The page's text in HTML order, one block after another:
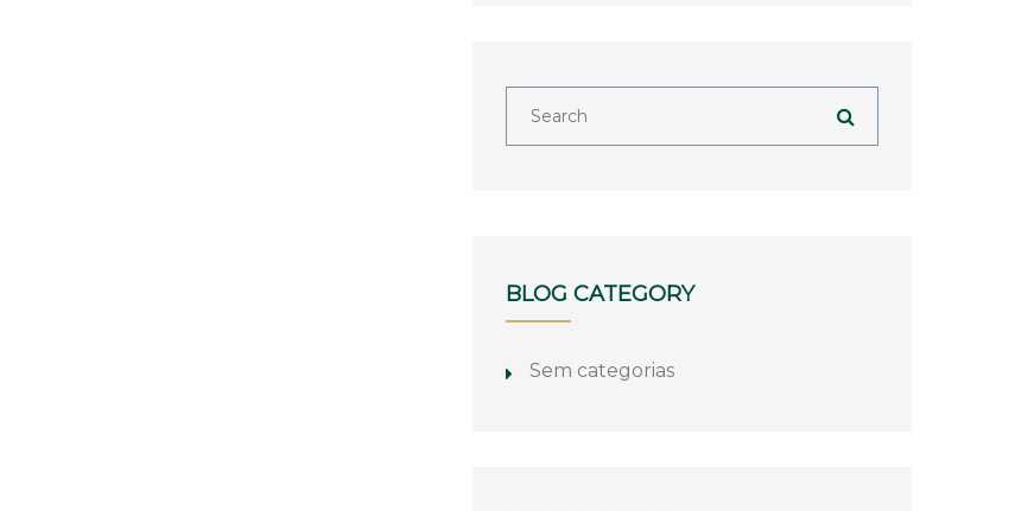
BLOG CATEGORY
Sem categorias